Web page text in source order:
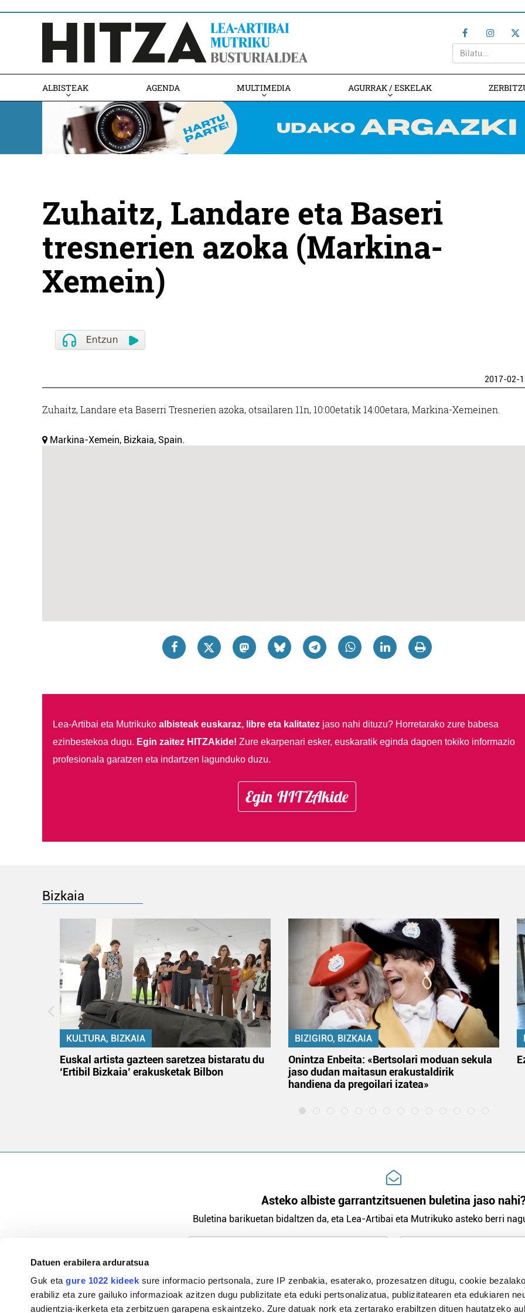
Datuen erabilera arduratsua
Guk etagure 1022 kideek sure informacio pertsonala, zure IP zenbakia, esaterako, prozesatzen ditugu, cookie
erabiliz eta zure gailuko informazioak azitzen dugu publizitate eta eduki pertsonalizatua, publizitatearen eta edukiaren
audientzia-ikerketa eta zerbitzuen garapena eskaintzeko. Zure datuak nork eta zertarako erabiltzen dituen hautatzeko
ALBISTEAK AGENDA MULTIMEDIA AGURRAK / ESKELAK
Zuhaitz, Landare eta Baseri
tresnerien azoka (Markina-
Xemein)
2017-02-
Zuhaitz, Landare eta Baserri Tresnerien azoka, otsailaren 11n, 10:00etatik 14:00etara, Markina-Xemeinen.
Markina-Xemein, Bizkaia, Spain.
Lea-Artibai eta Mutrikuko albisteak euskaraz, libre eta kalitatezjaso nahi dituzu? Horretarako zure babesa
ezinbestekoa dugu. Egin zaitez HITZAkide! Zure ekarpenari esker, euskaratik eginda dagoen tokiko informazio
profesionala garatzen eta indartzen lagunduko duzu.
Egin HITZAkide
Bizkaia
KULTURA, BIZKAIA
Euskal artista gazteen saretzea bistaratu du
‘Ertibil Bizkaia’ erakusketak Bilbon
BIZIGIRO, BIZKAIA
Onintza Enbeita: «Bertsolari moduan sekula
jaso dudan maitasun erakustaldirik
handiena da pregoilari izatea»
Asteko albiste garrantzitsuenen buletina jaso
Buletina barikuetan bidaltzen da, eta Lea-Artibai eta Mutrikuko asteko berri